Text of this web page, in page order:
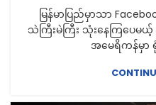
မြန်မာပြည်မှာသာ
သဲကြီးမဲကြီး သုံးနေကြပေမ
အမေရိကန်မှာ